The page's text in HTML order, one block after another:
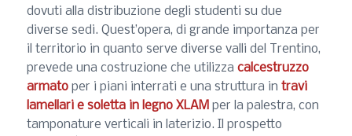
dovuti alla distribuzione degli studenti su due
diverse sedi. Quest’opera, di grande importanza per
il territorio in quanto serve diverse valli del Trentino,
prevede una costruzione che utilizza calcestruzzo
armatoper i piani interrati e una struttura in travi
lamellari e soletta in legno XLAM per la palestra, con
tamponature verticali in laterizio. Il prospetto